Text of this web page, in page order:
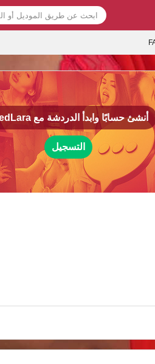
أنشئ حسابًا وابدأ الدردشة مع
التسجيل